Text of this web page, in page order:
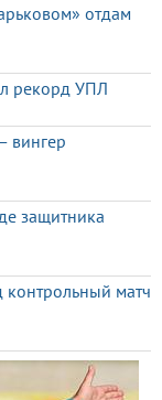
отдам
рекорд УПЛ
вингер
защитника
матч